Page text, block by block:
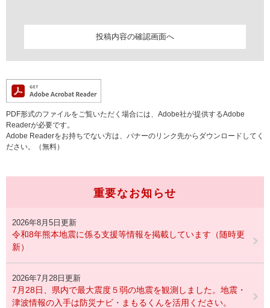
PDF形式のファイルをご覧いただく場合には、Adobe社が提供するAdobe
Readerが必要です。
Adobe Readerをお持ちでない方は、バナーのリンク先からダウンロードしてく
ださい。（無料）
重要なお知らせ
2026年8月5日更新
令和8年熊本地震に係る支援等情報を掲載しています（随時更
新）
2026年7月28日更新
7月28日、県内で最大震度５弱の地震を観測しました。地震・
津波情報の入手は防災ナビ・まもるくんを活用ください。